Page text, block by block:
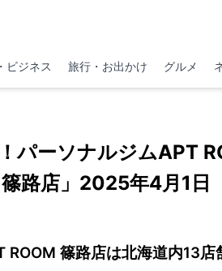
ビジネス 旅行・お出かけ グルメ
パーソナルジムAPT
篠路店」2025年4月1日
ROOM 篠路店は北海道内13店